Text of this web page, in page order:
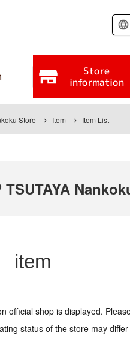
Store
information
Store Item Item List
item
official shop is displayed.
status of the store may